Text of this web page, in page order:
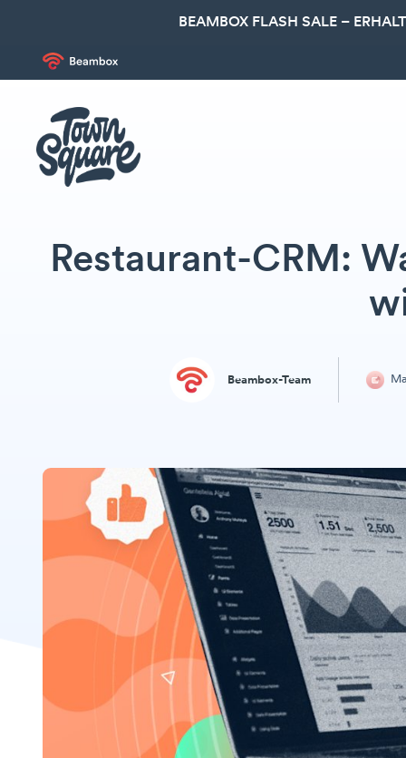
BEAMBOX FLASH SALE –
Restaurant-CRM:
Beambox-Team